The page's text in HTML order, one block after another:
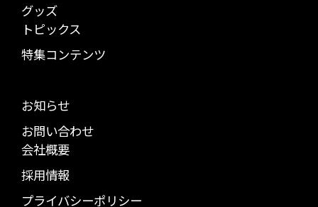
グッズ
トピックス
特集コンテンツ
お知らせ
お問い合わせ
会社概要
採用情報
プライバシーポリシー